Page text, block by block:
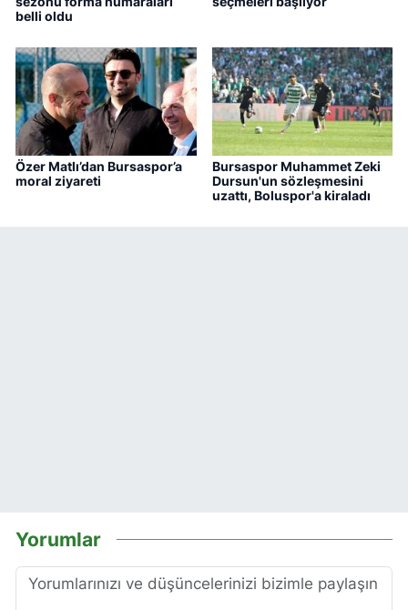
belli oldu
Özer Matlı’dan Bursaspor’a
moral ziyareti
Bursaspor Muhammet Zeki
Dursun'un sözleşmesini
uzattı, Boluspor'a kiraladı
Yorumlar